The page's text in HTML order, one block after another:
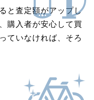
と査定額がアップし
購入者が安心して買
ていなければ、そろ